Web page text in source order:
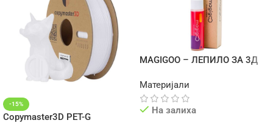
-15%
Copymaster3D PET-G
MAGIGOO – ЛЕПИЛО ЗА 3Д
Материјали
На залиха